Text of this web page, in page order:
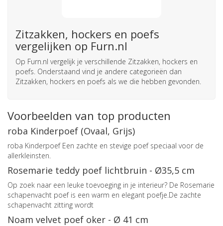
Zitzakken, hockers en poefs
vergelijken op Furn.nl
Op Furn.nl vergelijk je verschillende Zitzakken, hockers en
poefs. Onderstaand vind je andere categorieën dan
Zitzakken, hockers en poefs als we die hebben gevonden.
Voorbeelden van top producten
roba Kinderpoef (Ovaal, Grijs)
roba Kinderpoef Een zachte en stevige poef speciaal voor de
allerkleinsten.
Rosemarie teddy poef lichtbruin - Ø35,5 cm
Op zoek naar een leuke toevoeging in je interieur? De Rosemarie
schapenvacht poef is een warm en elegant poefje.De zachte
schapenvacht zitting wordt
Noam velvet poef oker - Ø 41 cm